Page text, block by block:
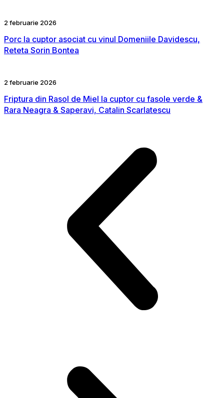
2 februarie 2026
Porc la cuptor asociat cu vinul Domeniile Davidescu,
Reteta Sorin Bontea
2 februarie 2026
Friptura din Rasol de Miel la cuptor cu fasole verde &
Rara Neagra & Saperavi, Catalin Scarlatescu